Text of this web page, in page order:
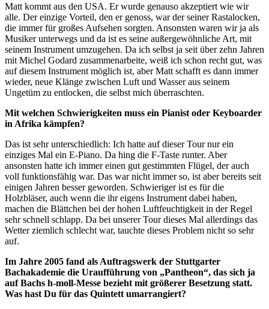
Matt kommt aus den USA. Er wurde genauso akzeptiert wie wir
alle. Der einzige Vorteil, den er genoss, war der seiner Rastalocken,
die immer für großes Aufsehen sorgten. Ansonsten waren wir ja als
Musiker unterwegs und da ist es seine außergewöhnliche Art, mit
seinem Instrument umzugehen. Da ich selbst ja seit über zehn Jahren
mit Michel Godard zusammenarbeite, weiß ich schon recht gut, was
auf diesem Instrument möglich ist, aber Matt schafft es dann immer
wieder, neue Klänge zwischen Luft und Wasser aus seinem
Ungetüm zu entlocken, die selbst mich überraschten.
Mit welchen Schwierigkeiten muss ein Pianist oder Keyboarder
in Afrika kämpfen?
Das ist sehr unterschiedlich: Ich hatte auf dieser Tour nur ein
einziges Mal ein E-Piano. Da hing die F-Taste runter. Aber
ansonsten hatte ich immer einen gut gestimmten Flügel, der auch
voll funktionsfähig war. Das war nicht immer so, ist aber bereits seit
einigen Jahren besser geworden. Schwieriger ist es für die
Holzbläser, auch wenn die ihr eigens Instrument dabei haben,
machen die Blättchen bei der hohen Luftfeuchtigkeit in der Regel
sehr schnell schlapp. Da bei unserer Tour dieses Mal allerdings das
Wetter ziemlich schlecht war, tauchte dieses Problem nicht so sehr
auf.
Im Jahre 2005 fand als Auftragswerk der Stuttgarter
Bachakademie die Uraufführung von „Pantheon“, das sich ja
auf Bachs h-moll-Messe bezieht mit größerer Besetzung statt.
Was hast Du für das Quintett umarrangiert?